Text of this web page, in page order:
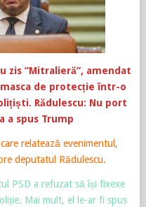
zis ”Mitralieră”, amendat
de protecție într-o
Rădulescu: Nu port
a spus Trump
relatează evenimentul,
deputatul Rădulescu.
PSD a refuzat să își fixexe
Mai mult, el le-ar fi spus